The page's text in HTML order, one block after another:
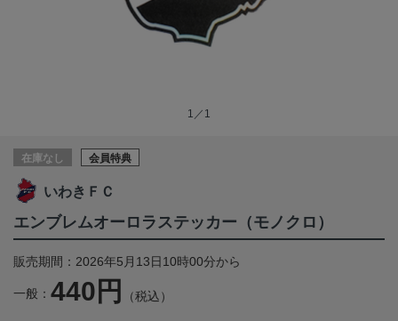
1／1
在庫なし 会員特典
いわきＦＣ
エンブレムオーロラステッカー（モノクロ）
販売期間：2026年5月13日10時00分から
一般： 440円 （税込）